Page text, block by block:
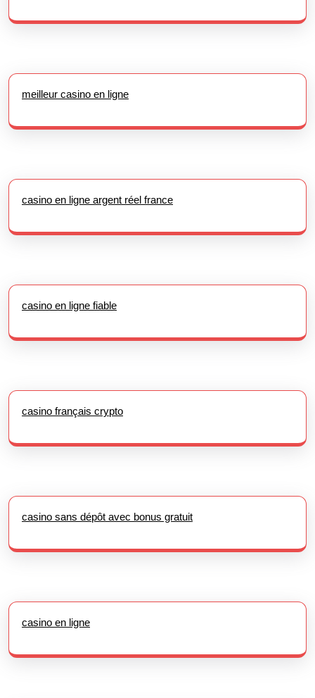
meilleur casino en ligne
casino en ligne argent réel france
casino en ligne fiable
casino français crypto
casino sans dépôt avec bonus gratuit
casino en ligne